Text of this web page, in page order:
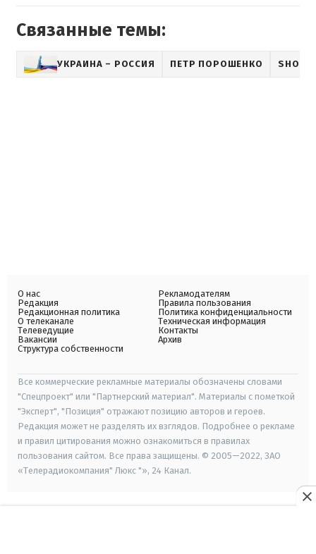
Связанные темы:
УКРАИНА – РОССИЯ ПЕТР ПОРОШЕНКО
О нас
Редакция
Редакционная политика
О телеканале
Телеведущие
Вакансии
Структура собственности
Рекламодателям
Правила пользования
Политика конфиденциальности
Техническая информация
Контакты
Архив
Все коммерческие рекламные материалы обозначены словами
"Спецпроект" или "Партнерский материал". Материалы с пометкой
"Эксперт", "Позиция" отражают позицию авторов и героев.
Редакция может не разделять их взглядов. Подробнее о рекламе
и правил цитирования можно ознакомиться в правилах
пользования сайтом. Все права защищены. © 2005—2022, ЗАО
«Телерадиокомпания" Люкс "», 24 Канал.